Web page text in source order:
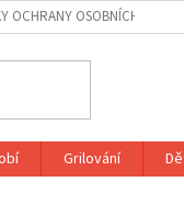
OCHRANY OSOBNÍCH ÚDAJŮ
Grilování